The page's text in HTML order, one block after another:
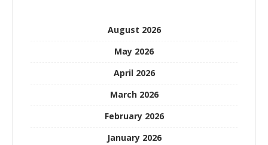
August 2026
May 2026
April 2026
March 2026
February 2026
January 2026